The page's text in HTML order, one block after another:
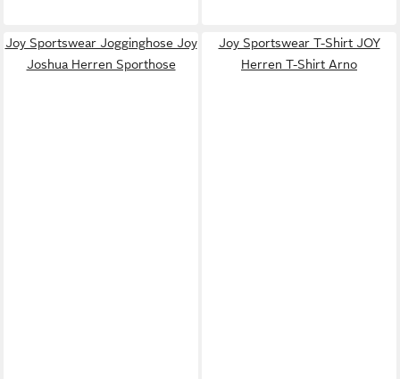
Joy Sportswear Jogginghose Joy
Joshua Herren Sporthose
Joy Sportswear T-Shirt JOY
Herren T-Shirt Arno